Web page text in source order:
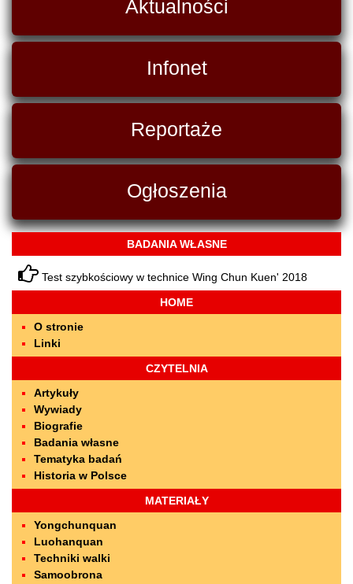
HOME
O stronie
Linki
CZYTELNIA
Artykuły
Wywiady
Biografie
Badania własne
Tematyka badań
Historia w Polsce
MATERIAŁY
Yongchunquan
Luohanquan
Techniki walki
Samoobrona
Aktualności
Infonet
Reportaże
Ogłoszenia
BADANIA WŁASNE
Test szybkościowy w technice Wing Chun Kuen' 2018